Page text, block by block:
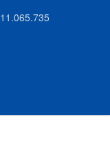
11.065.735